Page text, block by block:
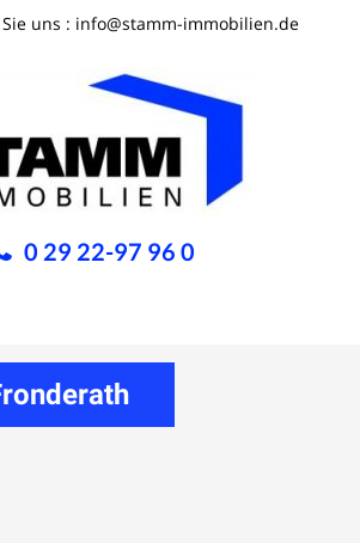
uns : info@stamm-immobilien.de
0 29 22-97 96 0